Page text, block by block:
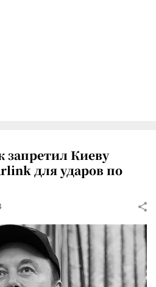
запретил Киеву
для ударов по